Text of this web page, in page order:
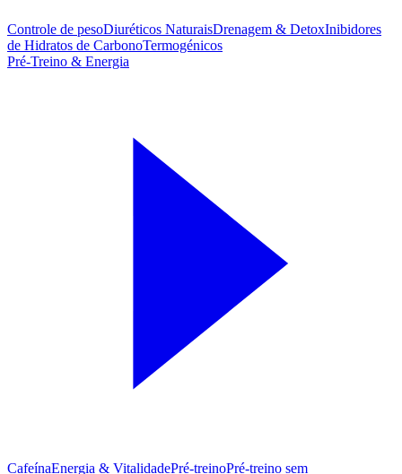
Controle de pesoDiuréticos NaturaisDrenagem & DetoxInibidores
de Hidratos de CarbonoTermogénicos
Pré-Treino & Energia
CafeínaEnergia & VitalidadePré-treinoPré‑treino sem